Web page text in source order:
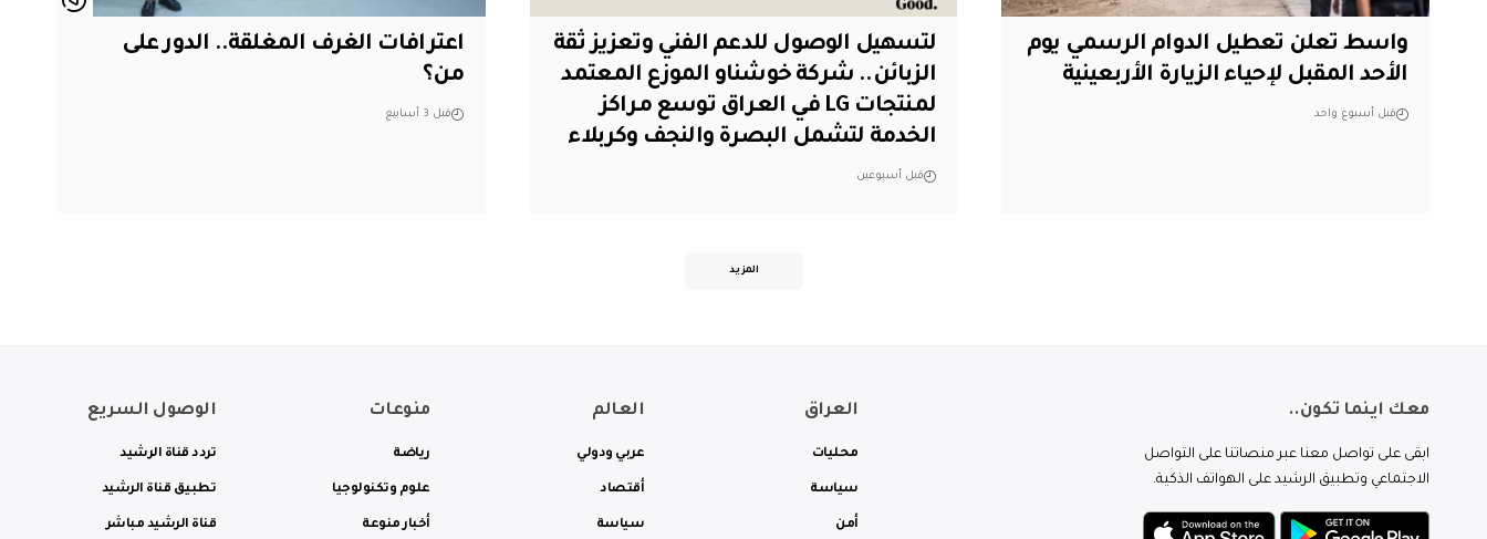
واسط تعلن تعطيل الدوام الرسمي يوم
الأحد المقبل لإحياء الزيارة الأربعينية
قبل أسبوع واحد
لتسهيل الوصول للدعم الفني وتعزيز ثقة
الزبائن.. شركة خوشناو الموزع المعتمد
لمنتجات LG في العراق توسع مراكز
الخدمة لتشمل البصرة والنجف وكربلاء
قبل أسبوعين
اعترافات الغرف المغلقة.. الدور على
من؟
قبل 3 أسابيع
المزيد
معك اينما تكون..
ابقى على تواصل معنا عبر منصاتنا على التواصل
الاجتماعي وتطبيق الرشيد على الهواتف الذكية.
العراق
محليات
سياسة
أمن
العالم
عربي ودولي
أقتصاد
سياسة
منوعات
رياضة
علوم وتكنولوجيا
أخبار منوعة
الوصول السريع
تردد قناة الرشيد
تطبيق قناة الرشيد
قناة الرشيد مباشر